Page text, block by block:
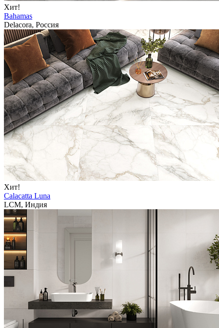
Хит!
Bahamas
Delacora, Россия
Хит!
Calacatta Luna
LCM, Индия